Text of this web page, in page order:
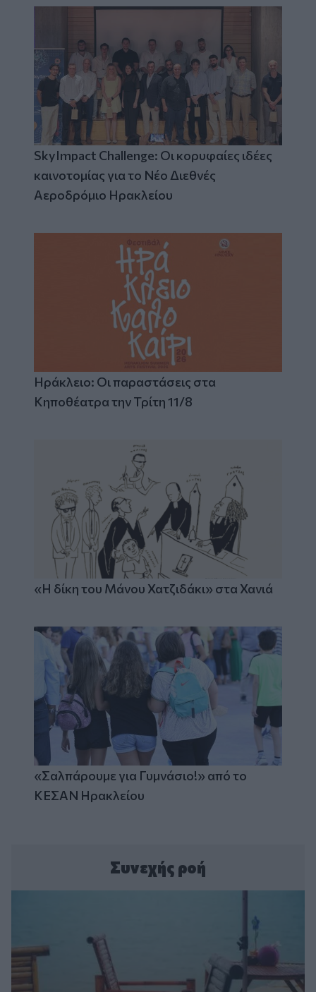
SkyImpact Challenge: Οι κορυφαίες ιδέες
καινοτομίας για το Νέο Διεθνές
Αεροδρόμιο Ηρακλείου
Ηράκλειο: Οι παραστάσεις στα
Κηποθέατρα την Τρίτη 11/8
«Η δίκη του Μάνου Χατζιδάκι» στα Χανιά
«Σαλπάρουμε για Γυμνάσιο!» από το
ΚΕΣΑΝ Ηρακλείου
Συνεχής ροή